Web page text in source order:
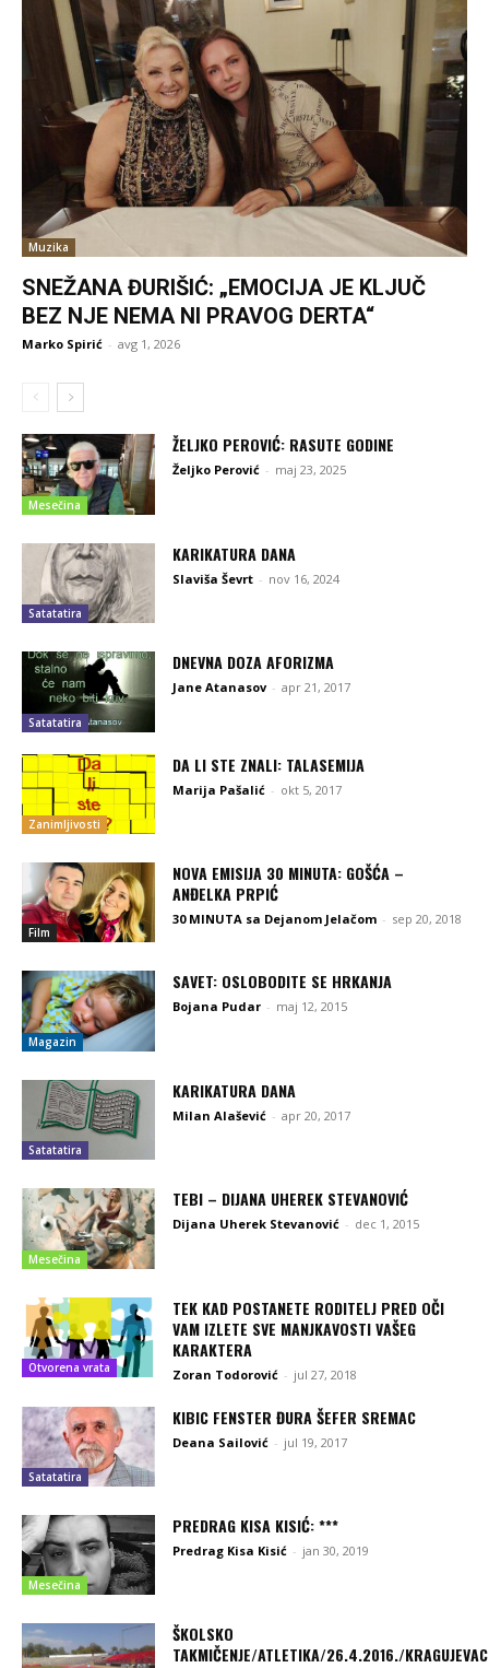
Muzika
SNEŽANA ĐURIŠIĆ: „EMOCIJA JE KLJUČ
BEZ NJE NEMA NI PRAVOG DERTA“
Marko Spirić - avg 1, 2026
Mesečina
ŽELJKO PEROVIĆ: RASUTE GODINE
Željko Perović - maj 23, 2025
Satatatira
KARIKATURA DANA
Slaviša Ševrt - nov 16, 2024
Satatatira
DNEVNA DOZA AFORIZMA
Jane Atanasov - apr 21, 2017
Zanimljivosti
DA LI STE ZNALI: TALASEMIJA
Marija Pašalić - okt 5, 2017
Film
NOVA EMISIJA 30 MINUTA: GOŠĆA –
ANĐELKA PRPIĆ
30 MINUTA sa Dejanom Jelačom - sep 20, 2018
Magazin
SAVET: OSLOBODITE SE HRKANJA
Bojana Pudar - maj 12, 2015
Satatatira
KARIKATURA DANA
Milan Alašević - apr 20, 2017
Mesečina
TEBI – DIJANA UHEREK STEVANOVIĆ
Dijana Uherek Stevanović - dec 1, 2015
Otvorena vrata
TEK KAD POSTANETE RODITELJ PRED OČI
VAM IZLETE SVE MANJKAVOSTI VAŠEG
KARAKTERA
Zoran Todorović - jul 27, 2018
Satatatira
KIBIC FENSTER ĐURA ŠEFER SREMAC
Deana Sailović - jul 19, 2017
Mesečina
PREDRAG KISA KISIĆ: ***
Predrag Kisa Kisić - jan 30, 2019
ŠKOLSKO
TAKMIČENJE/ATLETIKA/26.4.2016./KRAGUJEVAC